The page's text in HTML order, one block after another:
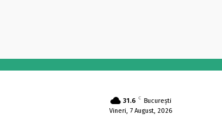
31.6 C
București
Vineri, 7 August, 2026
-